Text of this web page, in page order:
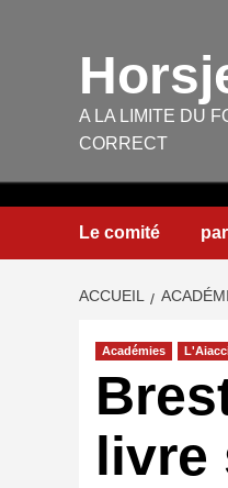
A LA LIMITE DU
CORRECT
Le comité
ACCUEIL
Académies
livre